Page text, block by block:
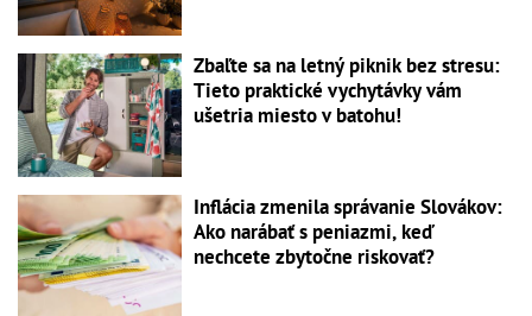
Zbaľte sa na letný piknik bez stresu:
Tieto praktické vychytávky vám
ušetria miesto v batohu!
Inflácia zmenila správanie Slovákov:
Ako narábať s peniazmi, keď
nechcete zbytočne riskovať?